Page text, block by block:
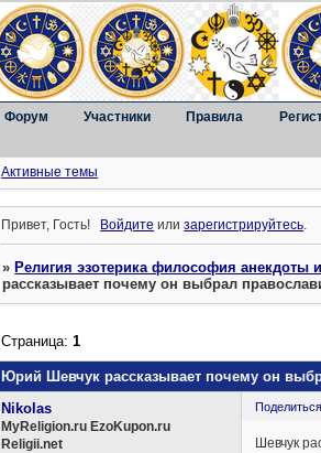
Форум Участники Правила
Активные темы
Привет, Гость! Войдите илизарегистрируйтесь.
»Религия эзотерика философия
рассказывает почему он выбрал
Юрий Шевчук рассказывает почему он
Страница:1
Поделиться
Nikolas
MyReligion.ru EzoKupon.ru
Religii.net
Шевчук